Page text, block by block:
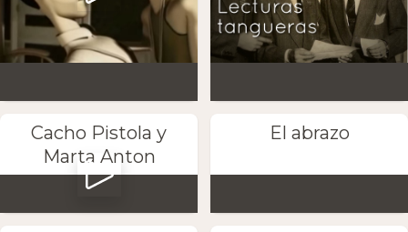
Cacho Pistola y
Marta Anton
El abrazo